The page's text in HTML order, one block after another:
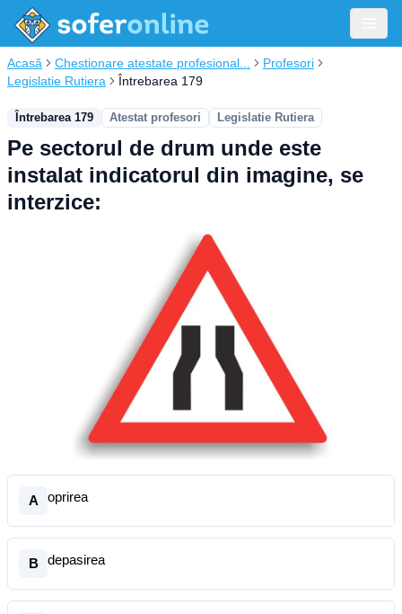
Acasă Chestionare atestate profesional...
Profesori
Legislatie Rutiera
Întrebarea 179
Întrebarea 179 Atestat profesori Legislatie Rutiera
Pe sectorul de drum unde este
instalat indicatorul din imagine, se
interzice:
A oprirea
B depasirea